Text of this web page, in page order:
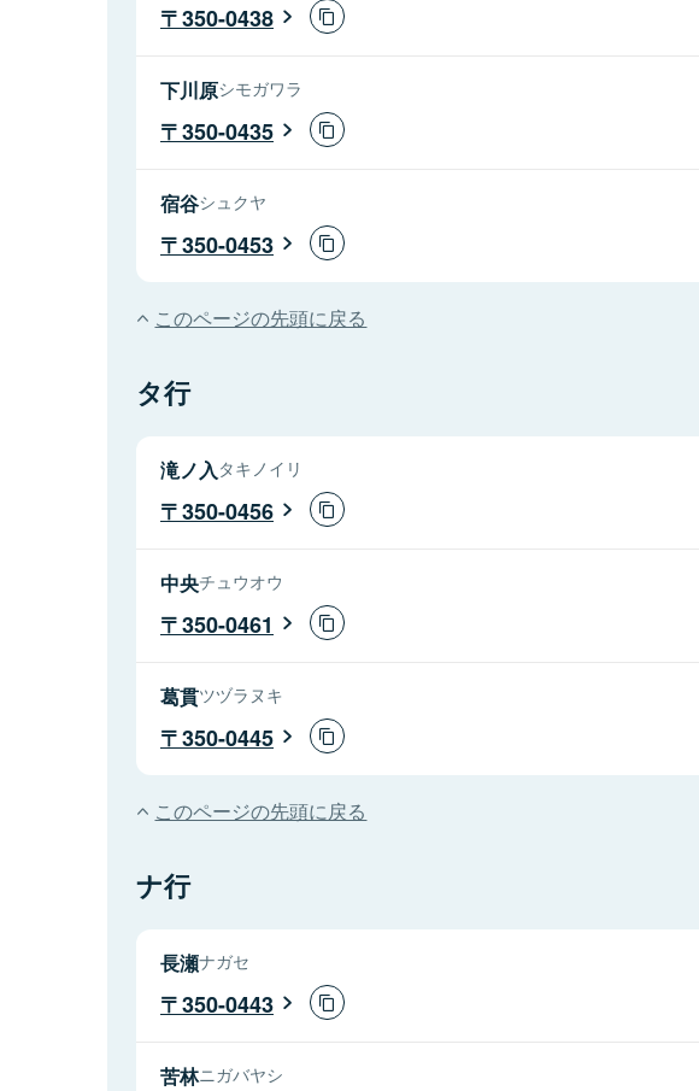
350-0438
下川原シモガワラ
350-0435
宿谷シュクヤ
350-0453
このページの先頭に戻る
タ行
滝ノ入タキノイリ
350-0456
中央チュウオウ
350-0461
葛貫ツヅラヌキ
350-0445
このページの先頭に戻る
ナ行
長瀬ナガセ
350-0443
苦林ニガバヤシ